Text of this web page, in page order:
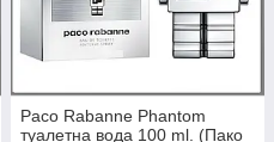
Paco Rabanne Phantom
туалетна вода 100 ml. (Пако